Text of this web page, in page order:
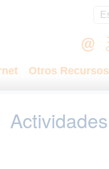
Otros Recursos